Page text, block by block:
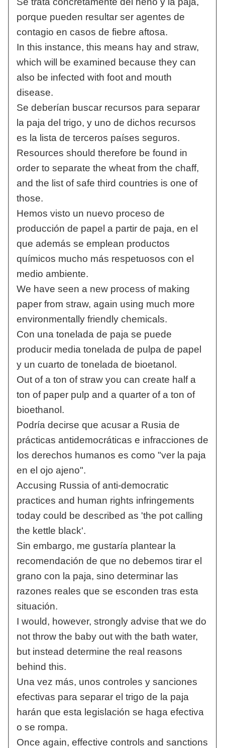
porque pueden resultar ser agentes de
contagio en casos de fiebre aftosa.
In this instance, this means hay and straw,
which will be examined because they can
also be infected with foot and mouth
disease.
Se deberían buscar recursos para separar
la paja del trigo, y uno de dichos recursos
es la lista de terceros países seguros.
Resources should therefore be found in
order to separate the wheat from the chaff,
and the list of safe third countries is one of
those.
Hemos visto un nuevo proceso de
producción de papel a partir de paja, en el
que además se emplean productos
químicos mucho más respetuosos con el
medio ambiente.
We have seen a new process of making
paper from straw, again using much more
environmentally friendly chemicals.
Con una tonelada de paja se puede
producir media tonelada de pulpa de papel
y un cuarto de tonelada de bioetanol.
Out of a ton of straw you can create half a
ton of paper pulp and a quarter of a ton of
bioethanol.
Podría decirse que acusar a Rusia de
prácticas antidemocráticas e infracciones de
los derechos humanos es como "ver la paja
en el ojo ajeno".
Accusing Russia of anti-democratic
practices and human rights infringements
today could be described as 'the pot calling
the kettle black'.
Sin embargo, me gustaría plantear la
recomendación de que no debemos tirar el
grano con la paja, sino determinar las
razones reales que se esconden tras esta
situación.
I would, however, strongly advise that we do
not throw the baby out with the bath water,
but instead determine the real reasons
behind this.
Una vez más, unos controles y sanciones
efectivas para separar el trigo de la paja
harán que esta legislación se haga efectiva
o se rompa.
Once again, effective controls and sanctions